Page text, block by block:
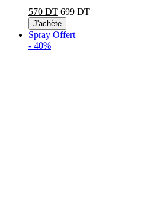
570 DT 699 DT
J'achète
Spray Offert
- 40%